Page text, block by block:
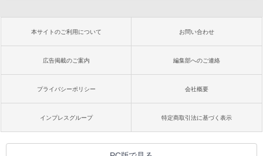
本サイトのご利用について お問い合わせ
広告掲載のご案内 編集部へのご連絡
プライバシーポリシー 会社概要
インプレスグループ 特定商取引法に基づく表示